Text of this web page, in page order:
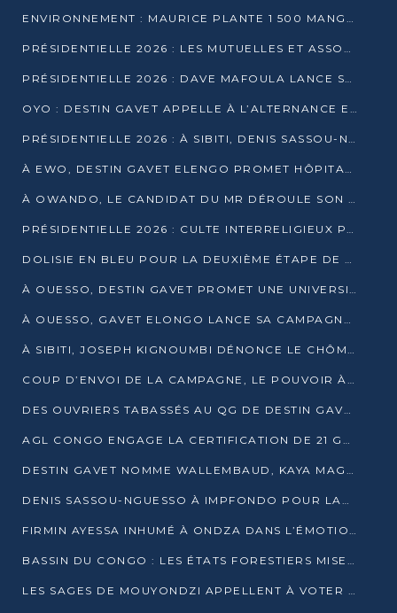
ENVIRONNEMENT : MAURICE PLANTE 1 500 MANGROVES POUR HONORER WANGARI MAATHAI
PRÉSIDENTIELLE 2026 : LES MUTUELLES ET ASSOCIATIONS S’IMPLIQUENT DANS LA CAMPAGNE ÉLECTORALE À TIÉ-TIÉ 2 (POINTE-NOIRE)
PRÉSIDENTIELLE 2026 : DAVE MAFOULA LANCE SA « VAGUE DU NOUVEAU DÉPART » À IMPFONDO
OYO : DESTIN GAVET APPELLE À L’ALTERNANCE ET À LA RESPONSABILITÉ DE LA JEUNESSE
PRÉSIDENTIELLE 2026 : À SIBITI, DENIS SASSOU-N’GUESSO PARIE SUR LES RESSOURCES DE LA LEKOUMOU
À EWO, DESTIN GAVET ELENGO PROMET HÔPITAL, CHEMIN DE FER ET AUDIT DES FINANCES PUBLIQUES
À OWANDO, LE CANDIDAT DU MR DÉROULE SON PROGRAMME DE “CHANGEMENT”
PRÉSIDENTIELLE 2026 : CULTE INTERRELIGIEUX POUR LA PAIX À OUENZÉ
DOLISIE EN BLEU POUR LA DEUXIÈME ÉTAPE DE CAMPAGNE DE DSN
À OUESSO, DESTIN GAVET PROMET UNE UNIVERSITÉ POUR LA SANGHA
À OUESSO, GAVET ELONGO LANCE SA CAMPAGNE SOUS LE SIGNE DU RENOUVEAU
À SIBITI, JOSEPH KIGNOUMBI DÉNONCE LE CHÔMAGE ET LES DÉFAILLANCES DE L’ÉTAT
COUP D’ENVOI DE LA CAMPAGNE, LE POUVOIR À POINTE-NOIRE, L’OPPOSITION À OUESSO ET SIBITI
DES OUVRIERS TABASSÉS AU QG DE DESTIN GAVET À 24 HEURES DE L’OUVERTURE DE LA CAMPAGNE
AGL CONGO ENGAGE LA CERTIFICATION DE 21 GRUTIERS AUX NORMES INTERNATIONALES
DESTIN GAVET NOMME WALLEMBAUD, KAYA MAGANE, BOUDZIKA ET MBOUSSA-ELLAH AUX COMMANDES DE SA CAMPAGNE
DENIS SASSOU-NGUESSO À IMPFONDO POUR LANCER LE CORRIDOR 13
FIRMIN AYESSA INHUMÉ À ONDZA DANS L’ÉMOTION ET LE RECUEILLEMENT
BASSIN DU CONGO : LES ÉTATS FORESTIERS MISENT SUR LES MARCHÉS CARBONE
LES SAGES DE MOUYONDZI APPELLENT À VOTER DENIS SASSOU-NGUESSO